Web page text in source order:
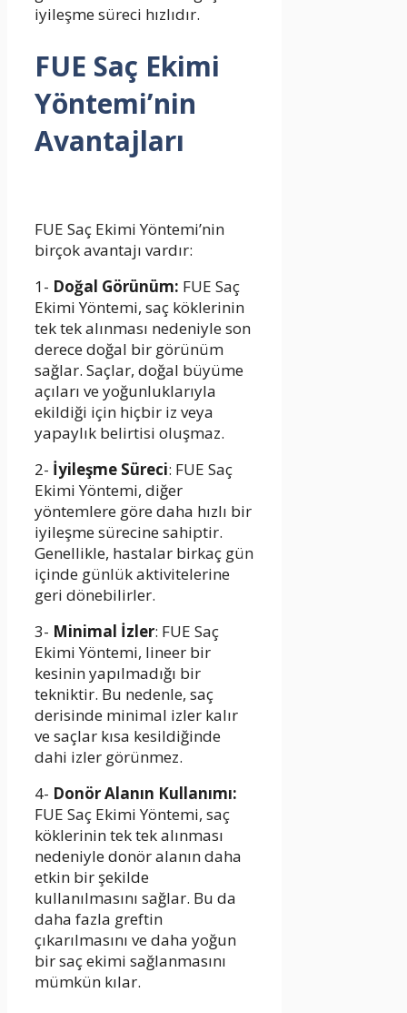
iyileşme süreci hızlıdır.
FUE Saç Ekimi
Yöntemi’nin
Avantajları
FUE Saç Ekimi Yöntemi’nin
birçok avantajı vardır:
1- Doğal Görünüm: FUE Saç
Ekimi Yöntemi, saç köklerinin
tek tek alınması nedeniyle son
derece doğal bir görünüm
sağlar. Saçlar, doğal büyüme
açıları ve yoğunluklarıyla
ekildiği için hiçbir iz veya
yapaylık belirtisi oluşmaz.
2- İyileşme Süreci: FUE Saç
Ekimi Yöntemi, diğer
yöntemlere göre daha hızlı bir
iyileşme sürecine sahiptir.
Genellikle, hastalar birkaç gün
içinde günlük aktivitelerine
geri dönebilirler.
3- Minimal İzler: FUE Saç
Ekimi Yöntemi, lineer bir
kesinin yapılmadığı bir
tekniktir. Bu nedenle, saç
derisinde minimal izler kalır
ve saçlar kısa kesildiğinde
dahi izler görünmez.
4- Donör Alanın Kullanımı:
FUE Saç Ekimi Yöntemi, saç
köklerinin tek tek alınması
nedeniyle donör alanın daha
etkin bir şekilde
kullanılmasını sağlar. Bu da
daha fazla greftin
çıkarılmasını ve daha yoğun
bir saç ekimi sağlanmasını
mümkün kılar.